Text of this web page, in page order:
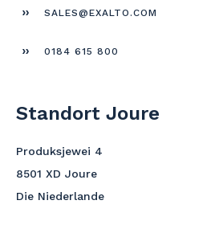
SALES@EXALTO.COM
0184 615 800
Standort Joure
Produksjewei 4
8501 XD Joure
Die Niederlande